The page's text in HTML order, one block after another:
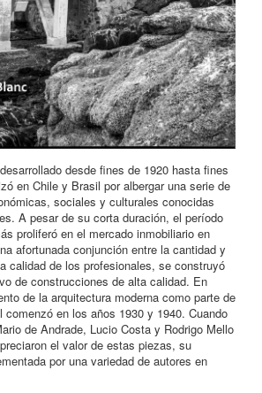
desde fines de 1920 hasta fines
en Chile y Brasil por albergar una serie de
sociales y culturales conocidas
A pesar de su corta duración, el período
proliferó en el mercado inmobiliario en
afortunada conjunción entre la cantidad y
calidad de los profesionales, se construyó
de construcciones de alta calidad. En
de la arquitectura moderna como parte de
comenzó en los años 1930 y 1940. Cuando
de Andrade, Lucio Costa y Rodrigo Mello
el valor de estas piezas, su
por una variedad de autores en